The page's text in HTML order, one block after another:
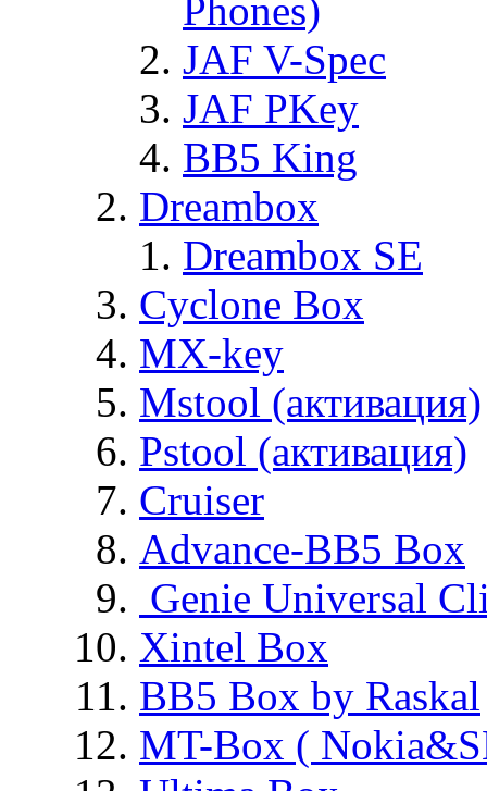
Phones)
JAF V-Spec
JAF PKey
BB5 King
Dreambox
Dreambox SE
Cyclone Box
MX-key
Mstool (активация)
Pstool (активация)
Cruiser
Advance-BB5 Box
Genie Universal
Xintel Box
BB5 Box by Raskal
MT-Box (